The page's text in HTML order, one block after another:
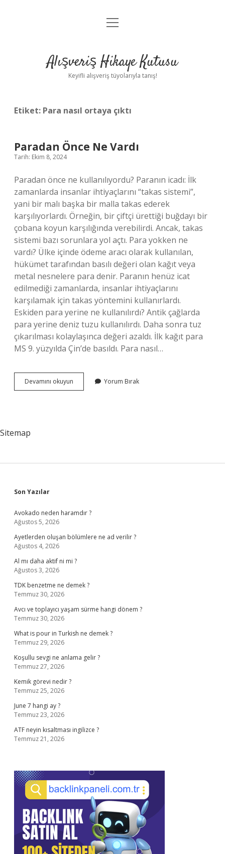
Anasayfa
Yasal Uyarı
menüyü
Alışveriş Hikaye Kutusu
Keyifli alışveriş tüyolarıyla tanış!
Etiket: Para nasıl ortaya çıktı
Paradan Önce Ne Vardı
Tarih: Ekim 8, 2024
Paradan önce ne kullanılıyordu? Paranın icadı: İlk
zamanlarda insanlar ihtiyaçlarını “takas sistemi”,
yani bir malı başka bir malla takas ederek
karşılıyorlardı. Örneğin, bir çiftçi ürettiği buğdayı bir
çobana koyun karşılığında verebilirdi. Ancak, takas
sistemi bazı sorunlara yol açtı. Para yokken ne
vardı? Ülke içinde ödeme aracı olarak kullanılan,
hükümet tarafından basılı değeri olan kağıt veya
metal nesnelere para denir. Paranın henüz icat
edilmediği zamanlarda, insanlar ihtiyaçlarını
karşılamak için takas yöntemini kullanırlardı.
Eskiden para yerine ne kullanılırdı? Antik çağlarda
para yerine deniz tuzu kullanılırdı. Daha sonra tuz
çıkarılması kolaylaşınca değeri azaldı. İlk kağıt para
MS 9. yüzyılda Çin’de basıldı. Para nasıl…
Devamını okuyun Paradan
Önce
Yorum Bırak
Sitemap
Sidebar
Son Yazılar
Avokado neden haramdır ?
Ağustos 5, 2026
Ayetlerden oluşan bölümlere ne ad verilir ?
Ağustos 4, 2026
Al mı daha aktif ni mi ?
Ağustos 3, 2026
TDK benzetme ne demek ?
Temmuz 30, 2026
Avcı ve toplayıcı yaşam sürme hangi dönem ?
Temmuz 30, 2026
What is pour in Turkish ne demek ?
Temmuz 29, 2026
Koşullu sevgi ne anlama gelir ?
Temmuz 27, 2026
Kemik görevi nedir ?
Temmuz 25, 2026
June 7 hangi ay ?
Temmuz 23, 2026
ATF neyin kısaltması ingilizce ?
Temmuz 21, 2026